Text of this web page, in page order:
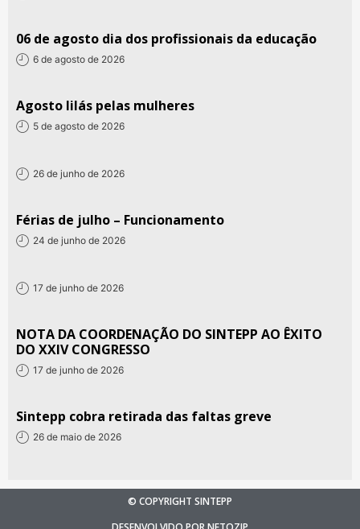
06 de agosto dia dos profissionais da educação
6 de agosto de 2026
Agosto lilás pelas mulheres
5 de agosto de 2026
26 de junho de 2026
Férias de julho – Funcionamento
24 de junho de 2026
17 de junho de 2026
NOTA DA COORDENAÇÃO DO SINTEPP AO ÊXITO
DO XXIV CONGRESSO
17 de junho de 2026
Sintepp cobra retirada das faltas greve
26 de maio de 2026
© COPYRIGHT SINTEPP